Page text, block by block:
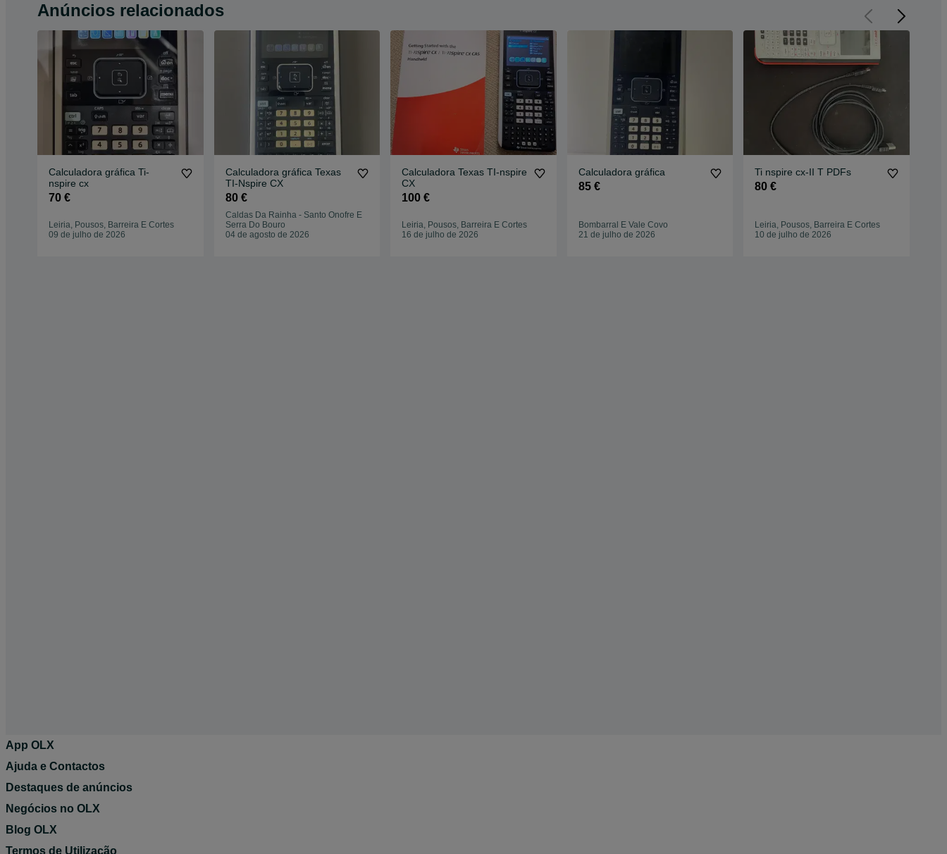
Anúncios relacionados
Calculadora gráfica Ti-
nspire cx
70 €
Leiria, Pousos, Barreira E Cortes
09 de julho de 2026
Calculadora gráfica Texas
TI-Nspire CX
80 €
Caldas Da Rainha - Santo Onofre E
Serra Do Bouro
04 de agosto de 2026
Calculadora Texas TI-nspire
CX
100 €
Leiria, Pousos, Barreira E Cortes
16 de julho de 2026
Calculadora gráfica
85 €
Bombarral E Vale Covo
21 de julho de 2026
Ti nspire cx-II T PDFs
80 €
Leiria, Pousos, Barreira E Cortes
10 de julho de 2026
App OLX
Ajuda e Contactos
Destaques de anúncios
Negócios no OLX
Blog OLX
Termos de Utilização